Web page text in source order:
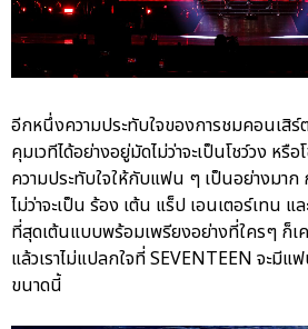
อีกหนึ่งความประทับใจของการชมคอนเสิ
คุมเวทีได้อย่างอยู่มัดไม่ว่าจะเป็นโชว์วง หรื
ความประทับใจให้กับแฟน ๆ เป็นอย่างมาก
ไม่ว่าจะเป็น ร้อง เต้น แร็ป เอนเตอร์เทน
ที่สุดเต้นแบบพร้อมเพรียงอย่างที่ใครๆ ก็เ
แล้วเราไม่แปลกใจที่ SEVENTEEN จะมี
ขนาดนี้